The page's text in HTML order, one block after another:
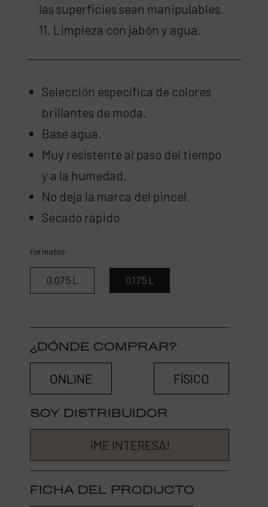
las superficies sean manipulables.
11. Limpieza con jabón y agua.
Selección específica de colores
brillantes de moda.
Base agua.
Muy resistente al paso del tiempo
y a la humedad.
No deja la marca del pincel.
Secado rápido
Formatos:
0,075 L 0,175 L
¿DÓNDE COMPRAR?
ONLINE FÍSICO
SOY DISTRIBUIDOR
¡ME INTERESA!
FICHA DEL PRODUCTO